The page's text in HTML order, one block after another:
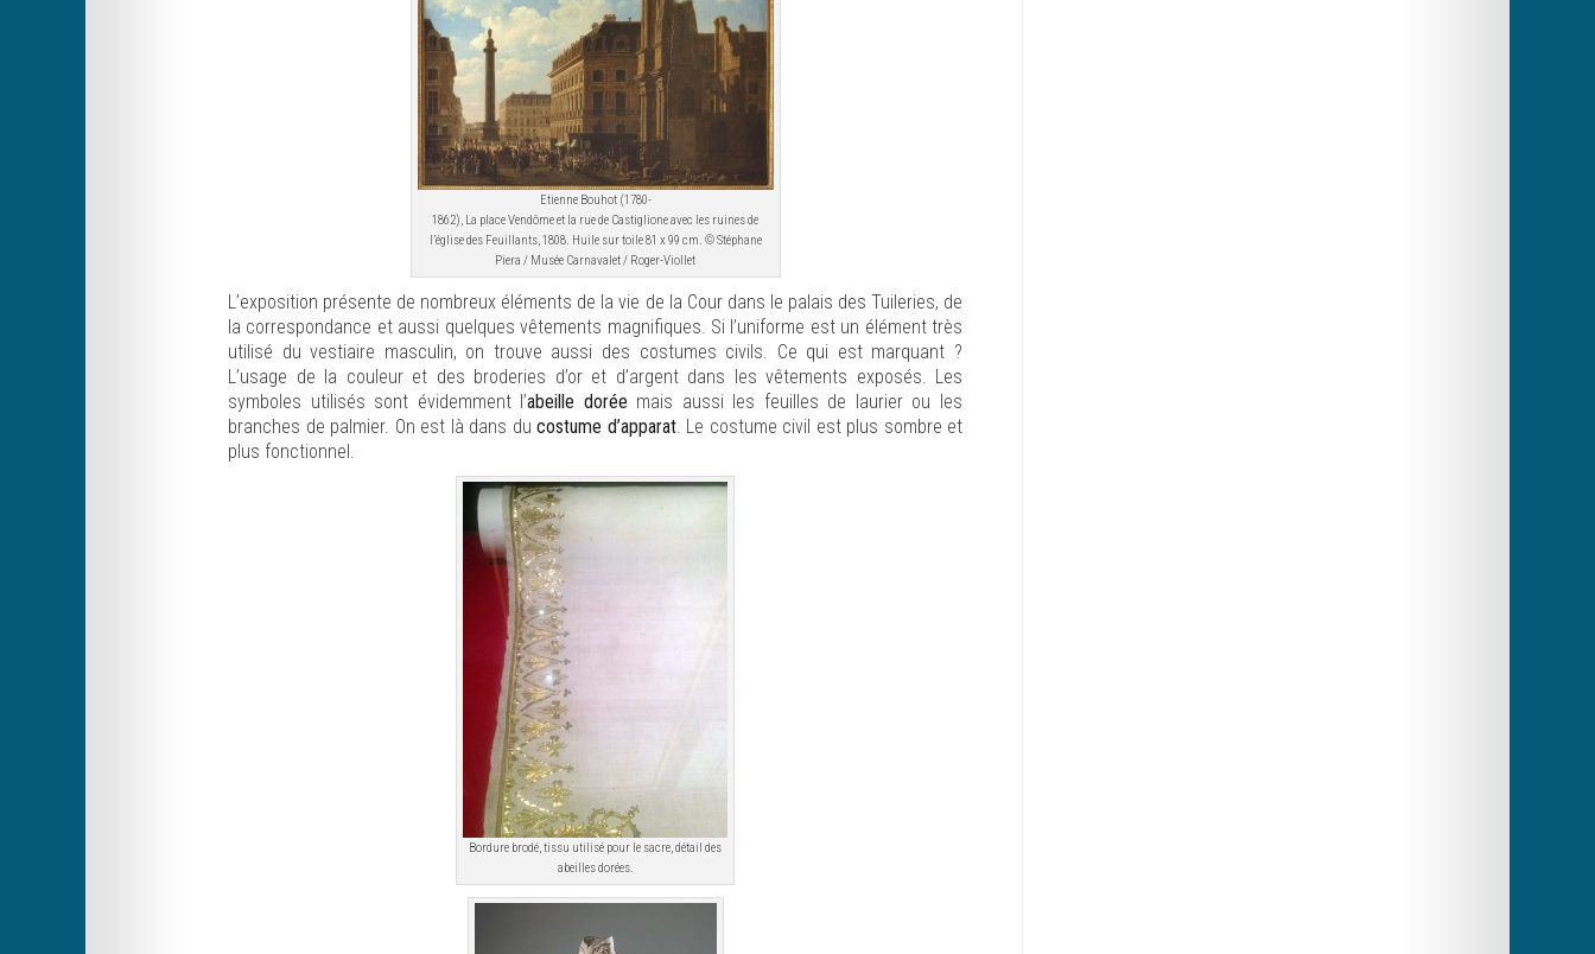
Etienne Bouhot (1780-
1862), La place Vendôme et la rue de Castiglione avec les ruines de
l’église des Feuillants, 1808. Huile sur toile 81 x 99 cm. © Stéphane
Piera / Musée Carnavalet / Roger-Viollet
L’exposition présente de nombreux éléments de la vie de la Cour dans le palais des Tuileries, de
la correspondance et aussi quelques vêtements magnifiques. Si l’uniforme est un élément très
utilisé du vestiaire masculin, on trouve aussi des costumes civils. Ce qui est marquant ?
L’usage de la couleur et des broderies d’or et d’argent dans les vêtements exposés. Les
symboles utilisés sont évidemment l’abeille dorée mais aussi les feuilles de laurier ou les
branches de palmier. On est là dans du costume d’apparat. Le costume civil est plus sombre et
plus fonctionnel.
Bordure brodé, tissu utilisé pour le sacre, détail des
abeilles dorées.